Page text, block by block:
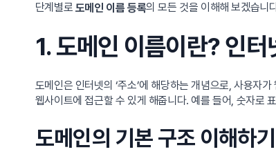
단계별로 도메인 이름 등록의 모든 것을 이해해 보겠습니
1. 도메인 이름이란? 인터
도메인은 인터넷의 ‘주소’에 해당하는 개념으로, 사용자
웹사이트에 접근할 수 있게 해줍니다. 예를 들어, 숫자로
도메인의 기본 구조 이해하기